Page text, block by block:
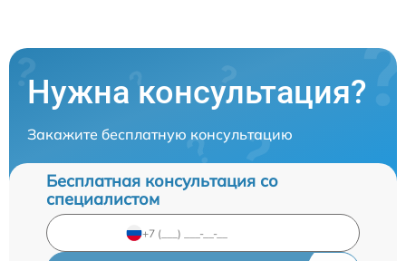
Нужна консультация?
Закажите бесплатную консультацию
Бесплатная консультация со
специалистом